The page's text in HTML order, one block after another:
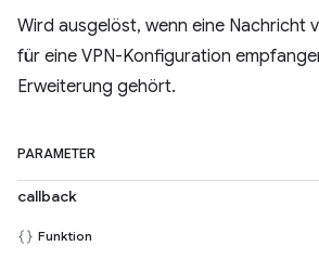
Wird ausgelöst, wenn eine Nachricht
für eine VPN-Konfiguration
Erweiterung gehört.
PARAMETER
callback
Funktion